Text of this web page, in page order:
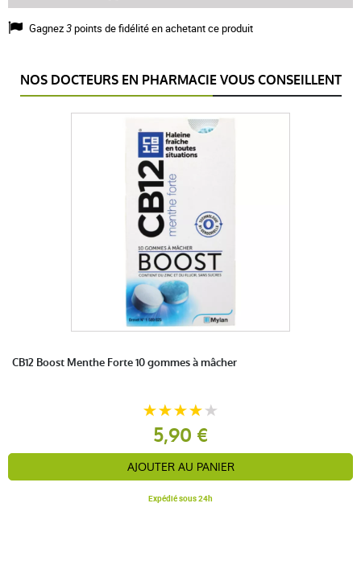
Gagnez3points de fidélité en achetant ce produit
NOS DOCTEURS EN PHARMACIE VOUS CONSEILLENT
CB12 Boost Menthe Forte 10 gommes à mâcher
5,90 €
AJOUTER AU PANIER
Expédié sous 24h